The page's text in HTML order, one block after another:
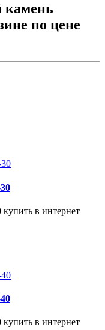
камень
по цене
в интернет
в интернет